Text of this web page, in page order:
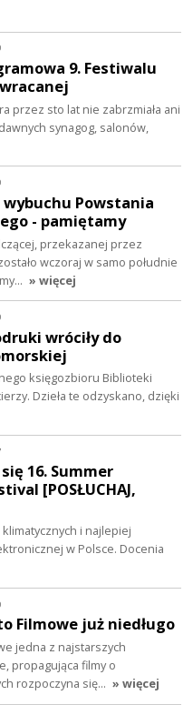
9. Festiwalu
przez sto lat nie zabrzmiała ani
synagog, salonów,
wybuchu Powstania
- pamiętamy
przekazanej przez
wczoraj w samo południe
» więcej
wróciły do
księgozbioru Biblioteki
Dzieła te odzyskano, dzięki
16. Summer
[POSŁUCHAJ,
i najlepiej
w Polsce. Docenia
Filmowe już niedługo
jedna z najstarszych
propagująca filmy o
rozpoczyna się… » więcej